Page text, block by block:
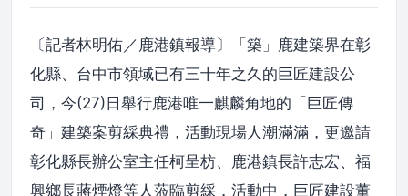
〔記者林明佑／鹿港鎮報導〕「築」鹿建築界在彰
化縣、台中市領域已有三十年之久的巨匠建設公
司，今(27)日舉行鹿港唯一麒麟角地的「巨匠傳
奇」建築案剪綵典禮，活動現場人潮滿滿，更邀請
彰化縣長辦公室主任柯呈枋、鹿港鎮長許志宏、福
興鄉長蔣煙燈等人蒞臨剪綵，活動中，巨匠建設董